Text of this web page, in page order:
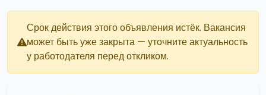
Срок действия этого объявления истёк. Вакансия
может быть уже закрыта — уточните актуальность
у работодателя перед откликом.